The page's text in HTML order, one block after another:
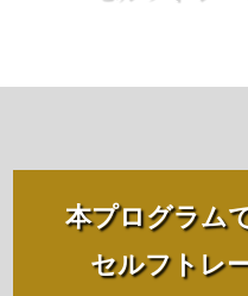
本プログラム
セルフトレ